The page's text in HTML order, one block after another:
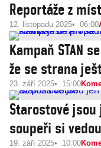
Reportáže z
12. listopadu 2025 06:00
Kampaň STAN
že se strana
23. září 2025 15:00
Starostové
soupeři si
19. září 2025 10:00